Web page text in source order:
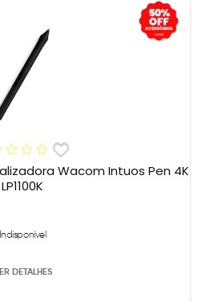
Wacom Intuos Pen 4K
LP1100K
Indisponível
DETALHES